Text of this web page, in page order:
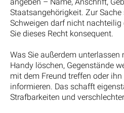
angeben – Name, Anschrift,
Staatsangehörigkeit. Zur Sache
Schweigen darf nicht nachteilig
Sie dieses Recht konsequent.
Was Sie außerdem unterlassen
Handy löschen, Gegenstände
mit dem Freund treffen oder
informieren. Das schafft
Strafbarkeiten und